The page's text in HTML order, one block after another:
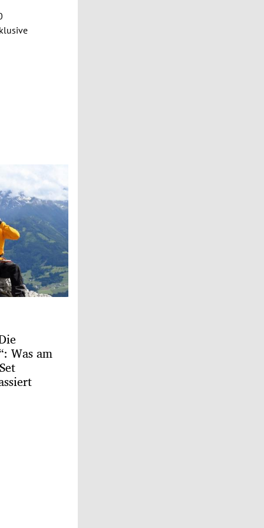
Was am